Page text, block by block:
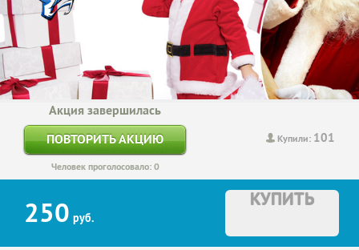
Купили: 101
Акция завершилась
ПОВТОРИТЬ АКЦИЮ
Человек проголосовало: 0
250 руб.
КУПИТЬ